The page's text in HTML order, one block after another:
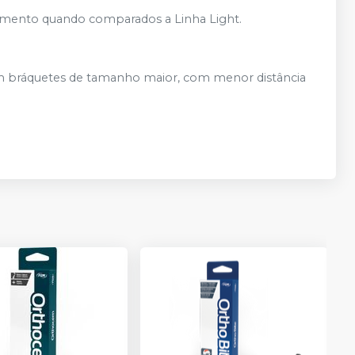
Ver info
Produto
Ver info
quando comparados a Linha Light.
bráquetes de tamanho maior, com menor distância